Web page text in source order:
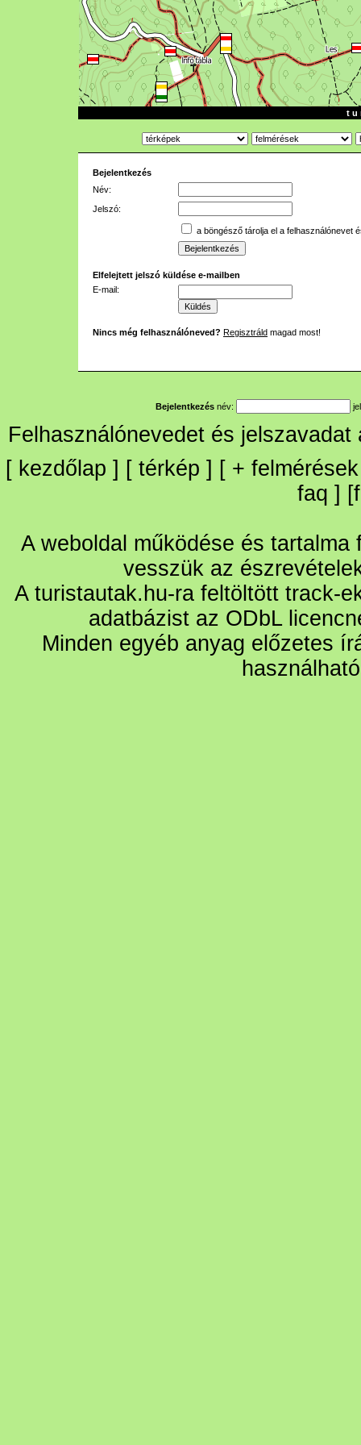
t u
Bejelentkezés
Név:
Jelszó:
a böngésző tárolja el a felhasználónevet
Elfelejtett jelszó küldése e-mailben
E-mail:
Nincs még felhasználóneved? Regisztráld magad most!
Bejelentkezés név:
Felhasználónevedet és
[ kezdőlap ] [ térkép ] [ + felmérések
faq ] [
A weboldal működése és
vesszük az
A turistautak.hu-ra feltöltött track-
adatbázist az ODbL
Minden egyéb anyag előzetes